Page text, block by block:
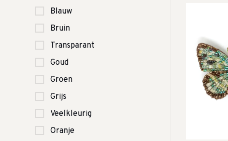
Blauw
Bruin
Transparant
Goud
Groen
Grijs
Veelkleurig
Oranje